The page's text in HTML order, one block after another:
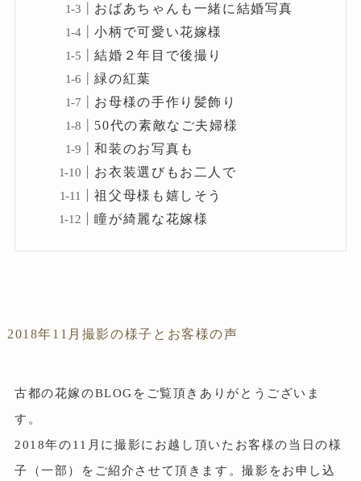
おばあちゃんも一緒に結婚写真
小柄で可愛い花嫁様
結婚２年目で後撮り
緑の紅葉
お母様の手作り髪飾り
50代の素敵なご夫婦様
和装のお写真も
お衣装選びもお二人で
祖父母様も嬉しそう
瞳が綺麗な花嫁様
2018年11月撮影の様子とお客様の声
古都の花嫁のBLOGをご覧頂きありがとうございま
す。
2018年の11月に撮影にお越し頂いたお客様の当日の様
子（一部）をご紹介させて頂きます。撮影をお申し込